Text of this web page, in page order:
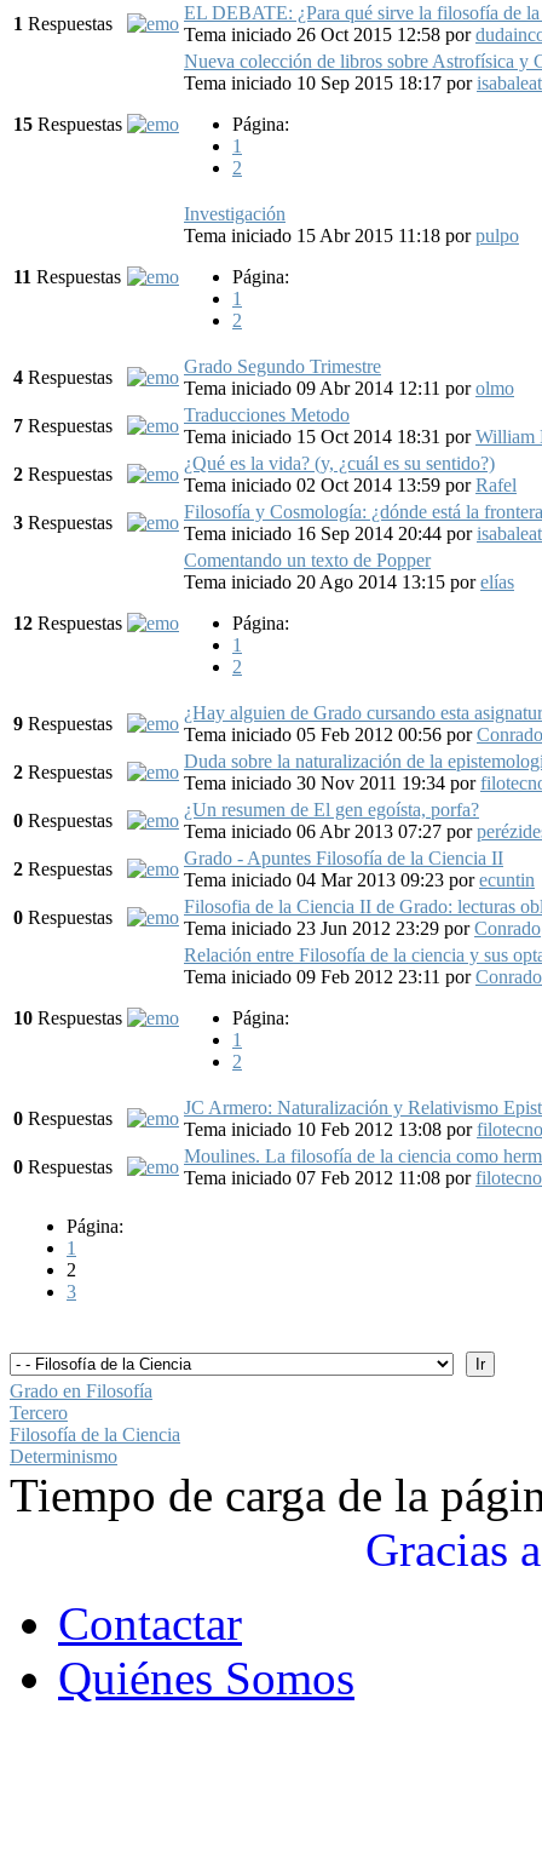
1 Respuestas
EL DEBATE: ¿Para qué sirve la filosofía de la
Tema iniciado 26 Oct 2015 12:58 por
15 Respuestas
Nueva colección de libros sobre Astrofísica y
Tema iniciado 10 Sep 2015 18:17 por
Página:
1
2
11 Respuestas
Investigación
Tema iniciado 15 Abr 2015 11:18 porpulpo
Página:
1
2
4 Respuestas
Grado Segundo Trimestre
Tema iniciado 09 Abr 2014 12:11 porolmo
7 Respuestas
Traducciones Metodo
Tema iniciado 15 Oct 2014 18:31 porWilliam
2 Respuestas
¿Qué es la vida? (y, ¿cuál es su sentido?)
Tema iniciado 02 Oct 2014 13:59 porRafel
3 Respuestas
Filosofía y Cosmología: ¿dónde está la
Tema iniciado 16 Sep 2014 20:44 por
12 Respuestas
Comentando un texto de Popper
Tema iniciado 20 Ago 2014 13:15 porelías
Página:
1
2
9 Respuestas
¿Hay alguien de Grado cursando esta
Tema iniciado 05 Feb 2012 00:56 porConrado
2 Respuestas
Duda sobre la naturalización de la
Tema iniciado 30 Nov 2011 19:34 por
0 Respuestas
¿Un resumen de El gen egoísta, porfa?
Tema iniciado 06 Abr 2013 07:27 por
2 Respuestas
Grado - Apuntes Filosofía de la Ciencia II
Tema iniciado 04 Mar 2013 09:23 porecuntin
0 Respuestas
Filosofia de la Ciencia II de Grado: lecturas
Tema iniciado 23 Jun 2012 23:29 porConrado
10 Respuestas
Relación entre Filosofía de la ciencia y sus
Tema iniciado 09 Feb 2012 23:11 porConrado
Página:
1
2
0 Respuestas
JC Armero: Naturalización y Relativismo
Tema iniciado 10 Feb 2012 13:08 por
0 Respuestas
Moulines. La filosofía de la ciencia como
Tema iniciado 07 Feb 2012 11:08 por
Página:
1
2
3
Grado en Filosofía
Tercero
Filosofía de la Ciencia
Determinismo
Tiempo de carga de la
Gracias a
Contactar
Quiénes Somos